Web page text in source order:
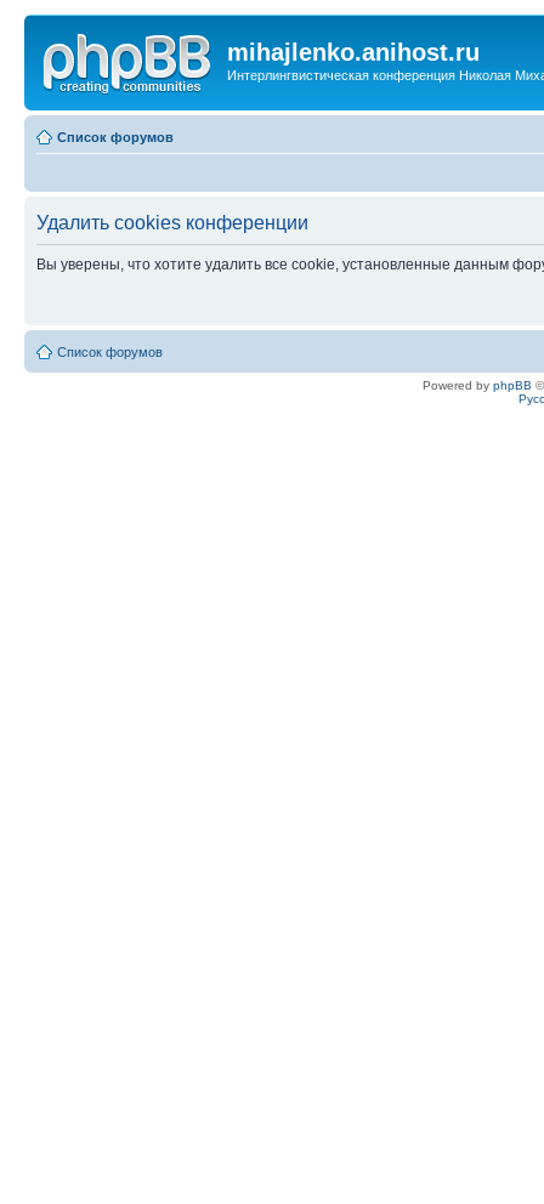
mihajlenko.anihost.ru
Интерлингвистическая конференция Николая
Список форумов
Удалить cookies конференции
Вы уверены, что хотите удалить все cookie, установленные данным
Список форумов
Powered by phpBB